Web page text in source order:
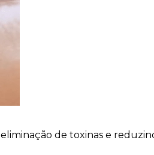
de toxinas e